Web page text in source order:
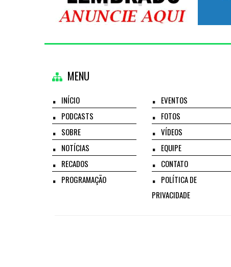
MENU
INÍCIO
PODCASTS
SOBRE
NOTÍCIAS
RECADOS
PROGRAMAÇÃO
EVENTOS
FOTOS
VÍDEOS
EQUIPE
CONTATO
POLÍTICA DE
PRIVACIDADE